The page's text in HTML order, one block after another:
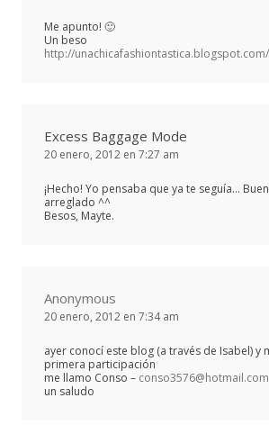
Me apunto! 🙂
Un beso
http://unachicafashiontastica.blogspot.com/
Excess Baggage Mode
20 enero, 2012 en 7:27 am
¡Hecho! Yo pensaba que ya te seguía…
arreglado ^^
Besos, Mayte.
Anonymous
20 enero, 2012 en 7:34 am
ayer conocí este blog (a través de Isabel) y
primera participación
me llamo Conso – conso3576@hotmail.com
un saludo